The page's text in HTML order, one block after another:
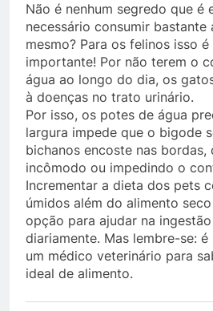
Não é nenhum segredo que é
necessário consumir bastante
mesmo? Para os felinos isso
importante! Por não terem o
água ao longo do dia, os
à doenças no trato urinário.
Por isso, os potes de água
largura impede que o bigode
bichanos encoste nas bordas,
incômodo ou impedindo o
Incrementar a dieta dos pets
úmidos além do alimento
opção para ajudar na
diariamente. Mas lembre-se:
um médico veterinário para
ideal de alimento.